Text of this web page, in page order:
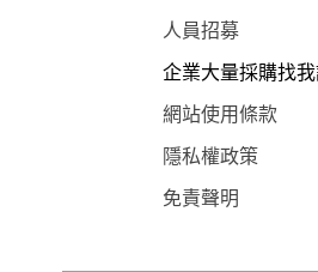
人員招募
企業大量採購找我
網站使用條款
隱私權政策
免責聲明